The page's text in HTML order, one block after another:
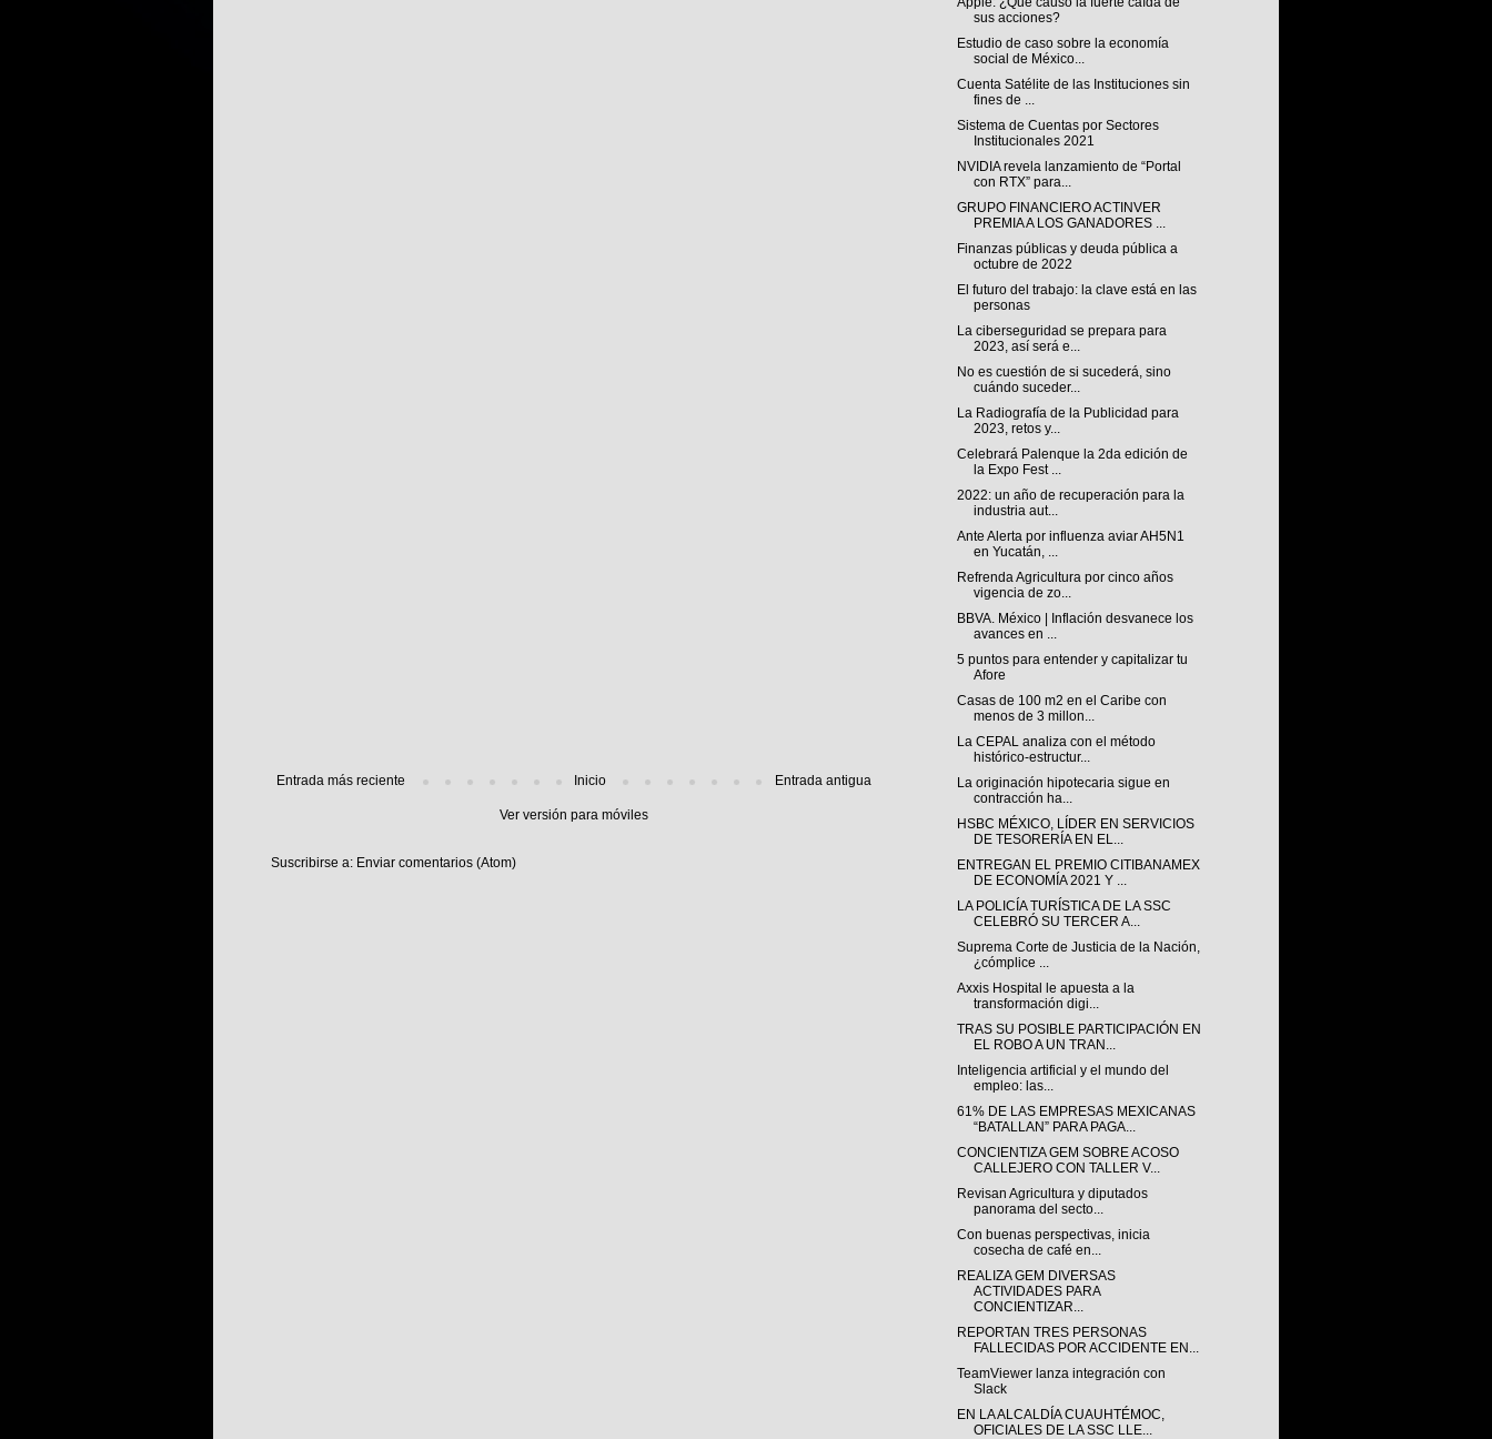
Entrada más reciente Entrada antigua
Inicio
Ver versión para móviles
Suscribirse a: Enviar comentarios (Atom)
sus acciones?
Estudio de caso sobre la economía
social de México...
Cuenta Satélite de las Instituciones sin
fines de ...
Sistema de Cuentas por Sectores
Institucionales 2021
NVIDIA revela lanzamiento de “Portal
con RTX” para...
GRUPO FINANCIERO ACTINVER
PREMIA A LOS GANADORES ...
Finanzas públicas y deuda pública a
octubre de 2022
El futuro del trabajo: la clave está en las
personas
La ciberseguridad se prepara para
2023, así será e...
No es cuestión de si sucederá, sino
cuándo suceder...
La Radiografía de la Publicidad para
2023, retos y...
Celebrará Palenque la 2da edición de
la Expo Fest ...
2022: un año de recuperación para la
industria aut...
Ante Alerta por influenza aviar AH5N1
en Yucatán, ...
Refrenda Agricultura por cinco años
vigencia de zo...
BBVA. México | Inflación desvanece los
avances en ...
5 puntos para entender y capitalizar tu
Afore
Casas de 100 m2 en el Caribe con
menos de 3 millon...
La CEPAL analiza con el método
histórico-estructur...
La originación hipotecaria sigue en
contracción ha...
HSBC MÉXICO, LÍDER EN SERVICIOS
DE TESORERÍA EN EL...
ENTREGAN EL PREMIO CITIBANAMEX
DE ECONOMÍA 2021 Y ...
LA POLICÍA TURÍSTICA DE LA SSC
CELEBRÓ SU TERCER A...
Suprema Corte de Justicia de la Nación,
¿cómplice ...
Axxis Hospital le apuesta a la
transformación digi...
TRAS SU POSIBLE PARTICIPACIÓN EN
EL ROBO A UN TRAN...
Inteligencia artificial y el mundo del
empleo: las...
61% DE LAS EMPRESAS MEXICANAS
“BATALLAN” PARA PAGA...
CONCIENTIZA GEM SOBRE ACOSO
CALLEJERO CON TALLER V...
Revisan Agricultura y diputados
panorama del secto...
Con buenas perspectivas, inicia
cosecha de café en...
REALIZA GEM DIVERSAS
ACTIVIDADES PARA
CONCIENTIZAR...
REPORTAN TRES PERSONAS
FALLECIDAS POR ACCIDENTE EN...
TeamViewer lanza integración con
Slack
EN LA ALCALDÍA CUAUHTÉMOC,
OFICIALES DE LA SSC LLE...